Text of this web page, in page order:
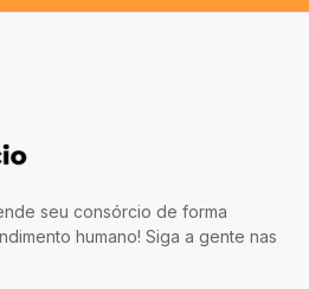
seu consórcio de forma
humano! Siga a gente nas